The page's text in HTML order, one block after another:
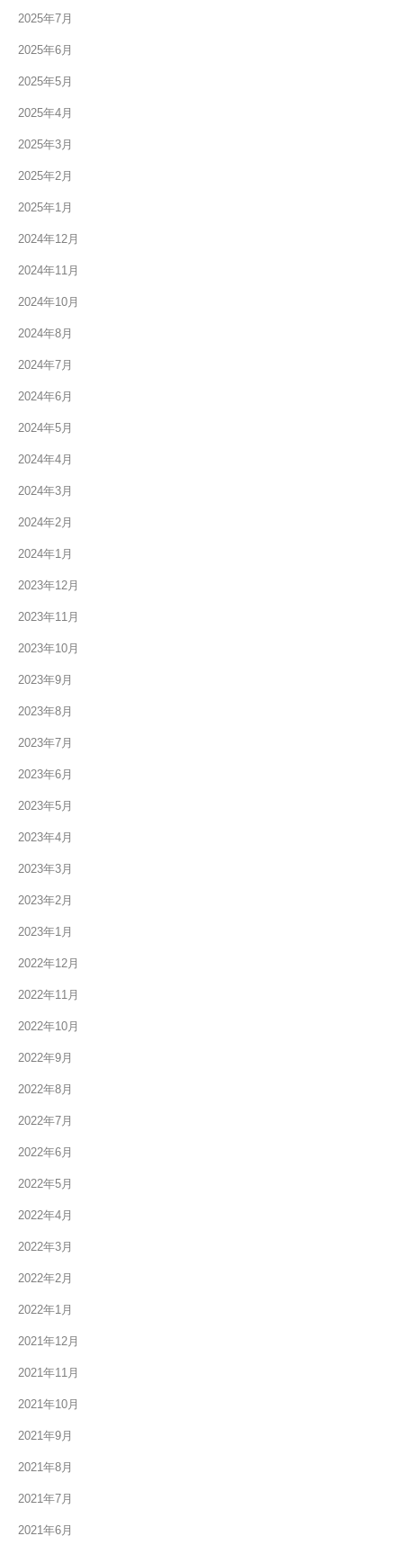
2025年7月
2025年6月
2025年5月
2025年4月
2025年3月
2025年2月
2025年1月
2024年12月
2024年11月
2024年10月
2024年8月
2024年7月
2024年6月
2024年5月
2024年4月
2024年3月
2024年2月
2024年1月
2023年12月
2023年11月
2023年10月
2023年9月
2023年8月
2023年7月
2023年6月
2023年5月
2023年4月
2023年3月
2023年2月
2023年1月
2022年12月
2022年11月
2022年10月
2022年9月
2022年8月
2022年7月
2022年6月
2022年5月
2022年4月
2022年3月
2022年2月
2022年1月
2021年12月
2021年11月
2021年10月
2021年9月
2021年8月
2021年7月
2021年6月